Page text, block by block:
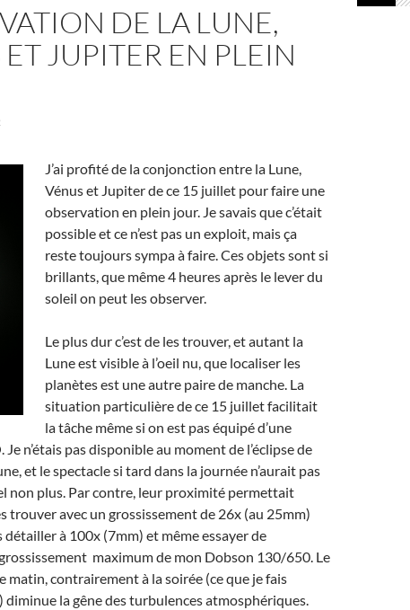
DE LA LUNE,
JUPITER EN PLEIN
J’ai profité de la conjonction entre la Lune,
Vénus et Jupiter de ce 15 juillet pour faire une
observation en plein jour. Je savais que c’était
possible et ce n’est pas un exploit, mais ça
reste toujours sympa à faire. Ces objets sont si
brillants, que même 4 heures après le lever du
soleil on peut les observer.
Le plus dur c’est de les trouver, et autant la
Lune est visible à l’oeil nu, que localiser les
planètes est une autre paire de manche. La
situation particulière de ce 15 juillet facilitait
la tâche même si on est pas équipé d’une
n’étais pas disponible au moment de l’éclipse de
et le spectacle si tard dans la journée n’aurait pas
non plus. Par contre, leur proximité permettait
trouver avec un grossissement de 26x (au 25mm)
détailler à 100x (7mm) et même essayer de
maximum de mon Dobson 130/650. Le
matin, contrairement à la soirée (ce que je fais
la gêne des turbulences atmosphériques.